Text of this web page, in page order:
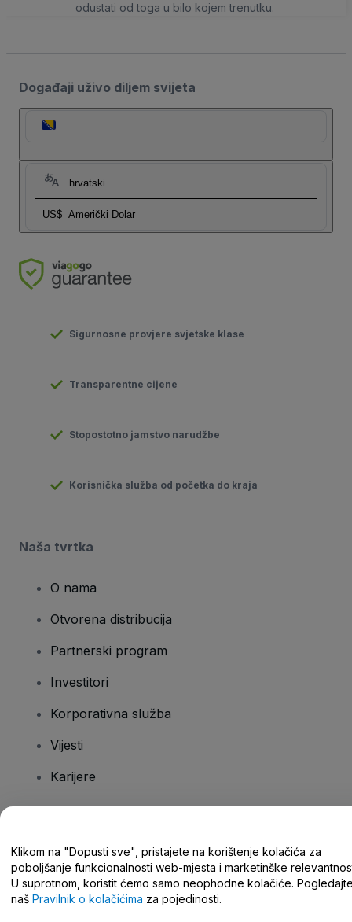
odustati od toga u bilo kojem trenutku.
Događaji uživo diljem svijeta
hrvatski
US$ Američki Dolar
Sigurnosne provjere svjetske klase
Transparentne cijene
Stopostotno jamstvo narudžbe
Korisnička služba od početka do kraja
Naša tvrtka
O nama
Otvorena distribucija
Partnerski program
Investitori
Korporativna služba
Vijesti
Karijere
Centar za pomoć/kontaktirajte nas
Klikom na "Dopusti sve", pristajete na korištenje kolačića za
poboljšanje funkcionalnosti web-mjesta i marketinške
U suprotnom, koristit ćemo samo neophodne kolačiće.
naš Pravilnik o kolačićima za pojedinosti.